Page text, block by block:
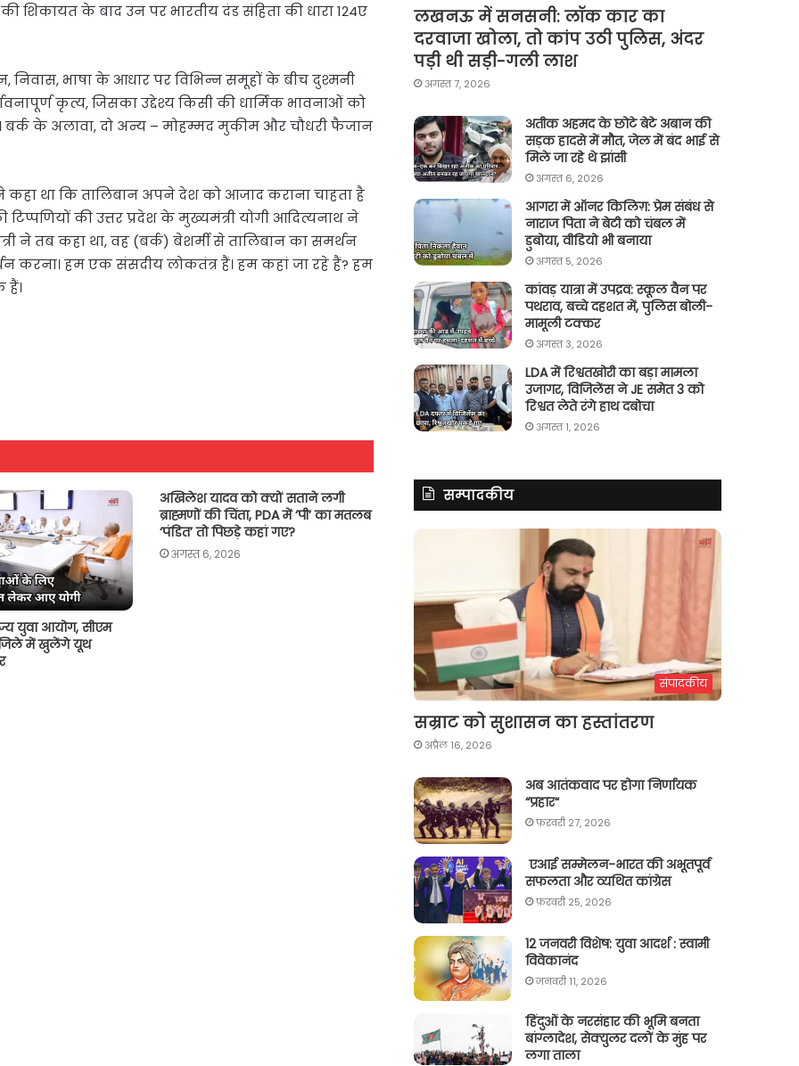
शिकायत के बाद उन पर भारतीय दंड संहिता की धारा 124ए
निवास, भाषा के आधार पर विभिन्न समूहों के बीच दुश्मनी
कृत्य, जिसका उद्देश्य किसी की धार्मिक भावनाओं को
के अलावा, दो अन्य – मोहम्मद मुकीम और चौधरी फैजान
था कि तालिबान अपने देश को आजाद कराना चाहता है
की उत्तर प्रदेश के मुख्यमंत्री योगी आदित्यनाथ ने
ने तब कहा था, वह (बर्क) बेशर्मी से तालिबान का समर्थन
करना। हम एक संसदीय लोकतंत्र हैं। हम कहां जा रहे हैं? हम
हैं।
युवा आयोग, सीएम
जिले में खुलेंगे यूथ
अखिलेश यादव को क्यों सताने लगी
ब्राह्मणों की चिंता, PDA में ‘पी’ का मतलब
‘पंडित’ तो पिछड़े कहां गए?
अगस्त 6, 2026
लखनऊ में सनसनी: लॉक कार का
दरवाजा खोला, तो कांप उठी पुलिस, अंदर
पड़ी थी सड़ी-गली लाश
अगस्त 7, 2026
अतीक अहमद के छोटे बेटे अबान की
सड़क हादसे में मौत, जेल में बंद भाई से
मिले जा रहे थे झांसी
अगस्त 6, 2026
आगरा में ऑनर किलिग़: प्रेम संबंध से
नाराज पिता ने बेटी को चंबल में
डुबोया, वीडियो भी बनाया
अगस्त 5, 2026
कांवड़ यात्रा में उपद्रव: स्कूल वैन पर
पथराव, बच्चे दहशत में, पुलिस बोली-
मामूली टक्कर
अगस्त 3, 2026
LDA में रिश्वतखोरी का बड़ा मामला
उजागर, विजिलेंस ने JE समेत 3 को
रिश्वत लेते रंगे हाथ दबोचा
अगस्त 1, 2026
सम्पादकीय
संपादकीय
सम्राट को सुशासन का हस्तांतरण
अप्रैल 16, 2026
अब आतंकवाद पर होगा निर्णायक
“प्रहार“
फ़रवरी 27, 2026
एआई सम्मेलन-भारत की अभूतपूर्व
सफलता और व्यथित कांग्रेस
फ़रवरी 25, 2026
12 जनवरी विशेष: युवा आदर्श : स्वामी
विवेकानंद
जनवरी 11, 2026
हिंदुओं के नरसंहार की भूमि बनता
बांग्लादेश, सेक्युलर दलों के मुंह पर
लगा ताला